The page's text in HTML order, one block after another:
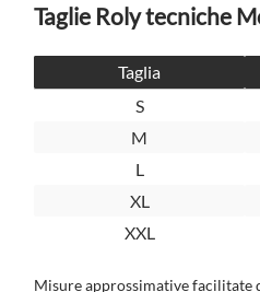
Taglie Roly tecniche
Taglia
S
M
L
XL
XXL
Misure approssimative facilitate